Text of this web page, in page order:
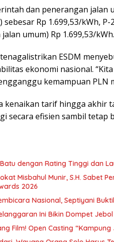
dan penerangan jalan
sebesar Rp 1.699,53/kWh,
umum) Rp 1.699,53/kWh.
ESDM
ekonomi nasional.
kemampuan PLN
kenaikan tarif hingga akhir
secara efisien sambil
dengan Rating Tinggi dan
Misbahul Munir, S.H. Sabet
2026
Nasional, Septiyani
Ini Bikin Dompet Jebol
Film! Open Casting “Kampung